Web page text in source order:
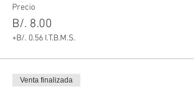
Precio
B/. 8.00
+B/. 0.56 I.T.B.M.S.
Venta finalizada